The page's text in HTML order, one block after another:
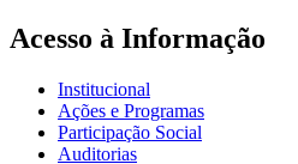
Acesso à Informação
Institucional
Ações e Programas
Participação Social
Auditorias